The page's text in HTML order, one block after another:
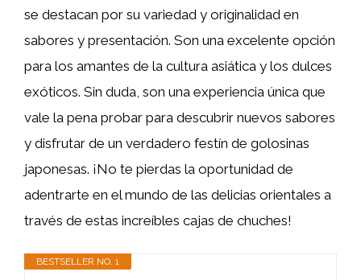
se destacan por su variedad y originalidad en
sabores y presentación. Son una excelente opción
para los amantes de la cultura asiática y los dulces
exóticos. Sin duda, son una experiencia única que
vale la pena probar para descubrir nuevos sabores
y disfrutar de un verdadero festín de golosinas
japonesas. ¡No te pierdas la oportunidad de
adentrarte en el mundo de las delicias orientales a
través de estas increíbles cajas de chuches!
BESTSELLER NO. 1